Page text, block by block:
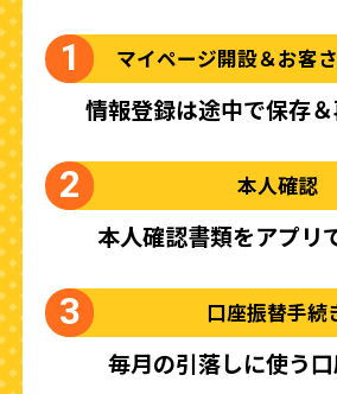
1 マイページ開設＆お客
情報登録は途中で保存
2 本人確認
本人確認書類をアプリ
3 口座振替手続
毎月の引落しに使う